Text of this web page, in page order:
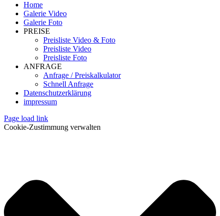
Home
Galerie Video
Galerie Foto
PREISE
Preisliste Video & Foto
Preisliste Video
Preisliste Foto
ANFRAGE
Anfrage / Preiskalkulator
Schnell Anfrage
Datenschutzerklärung
impressum
Page load link
Cookie-Zustimmung verwalten